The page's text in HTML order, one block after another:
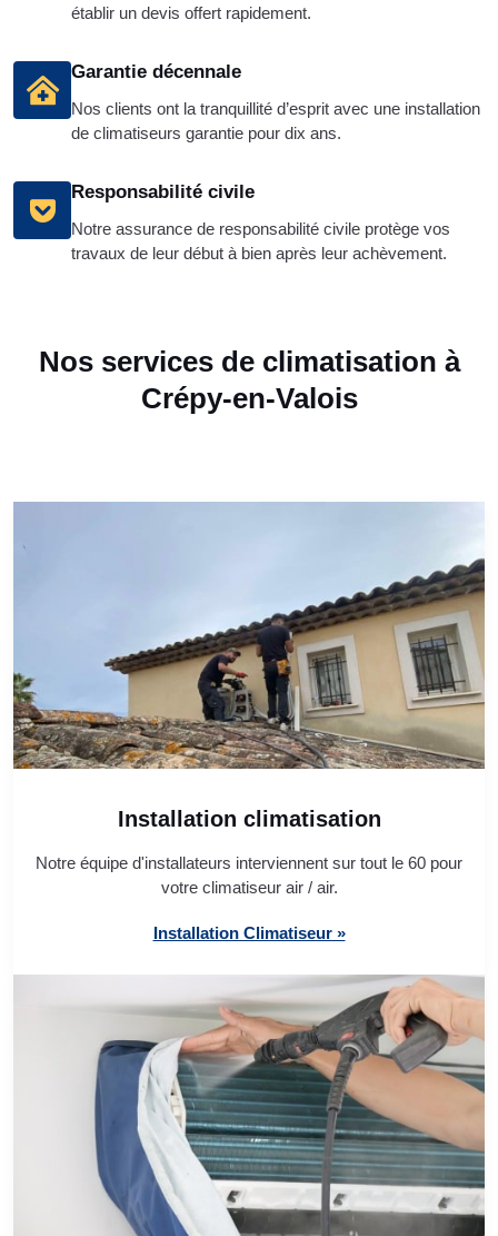
établir un devis offert rapidement.
Garantie décennale
Nos clients ont la tranquillité d’esprit avec une installation
de climatiseurs garantie pour dix ans.
Responsabilité civile
Notre assurance de responsabilité civile protège vos
travaux de leur début à bien après leur achèvement.
Nos services de climatisation à
Crépy-en-Valois
Installation climatisation
Notre équipe d'installateurs interviennent sur tout le 60 pour
votre climatiseur air / air.
Installation Climatiseur »